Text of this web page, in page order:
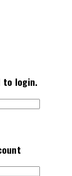
to login.